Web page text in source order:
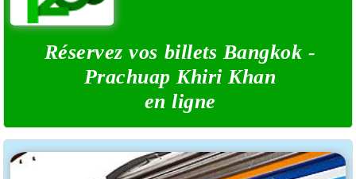
Réservez vos billets Bangkok -
Prachuap Khiri Khan
en ligne